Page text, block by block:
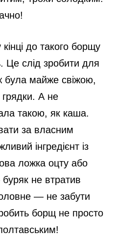
до такого борщу
Це слід зробити для
була майже свіжою,
грядки. А не
такою, як каша.
за власним
інгредієнт із
ложка оцту або
не втратив
— не забути
борщ не просто